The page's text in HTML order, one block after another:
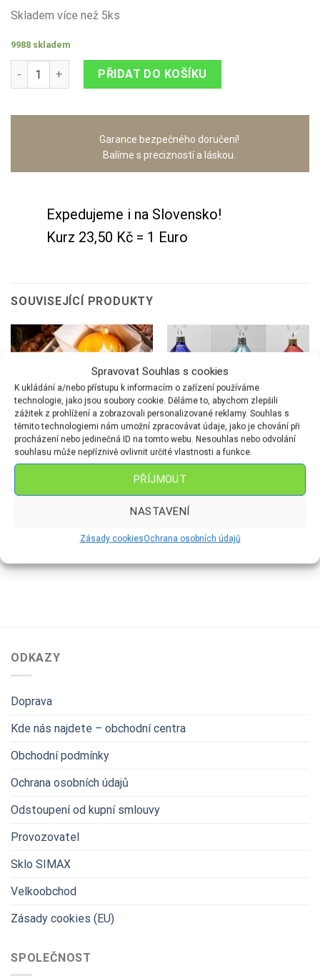
Spravovat Souhlas s cookies
K ukládání a/nebo přístupu k informacím o zařízení používáme
technologie, jako jsou soubory cookie. Děláme to, abychom zlepšili
zážitek z prohlížení a zobrazovali personalizované reklamy. Souhlas s
těmito technologiemi nám umožní zpracovávat údaje, jako je chování při
procházení nebo jedinečná ID na tomto webu. Nesouhlas nebo odvolání
souhlasu může nepříznivě ovlivnit určité vlastnosti a funkce.
PŘÍJMOUT
NASTAVENÍ
Zásady cookiesOchrana osobních údajů
Skladem více než 5ks
9988 skladem
Medvídek mašlička množstvíPŘIDAT DO KOŠÍKU
Garance bezpečného doručení!
Balíme s precizností a láskou.
Expedujeme i na Slovensko!
Kurz 23,50 Kč = 1 Euro
SOUVISEJÍCÍ PRODUKTY
Koule Ø 5 cm – mat Malované
OLIVY
ODKAZY
Doprava
Kde nás najdete – obchodní centra
Obchodní podmínky
Ochrana osobních údajů
Odstoupení od kupní smlouvy
Provozovatel
Sklo SIMAX
Velkoobchod
Zásady cookies (EU)
SPOLEČNOST